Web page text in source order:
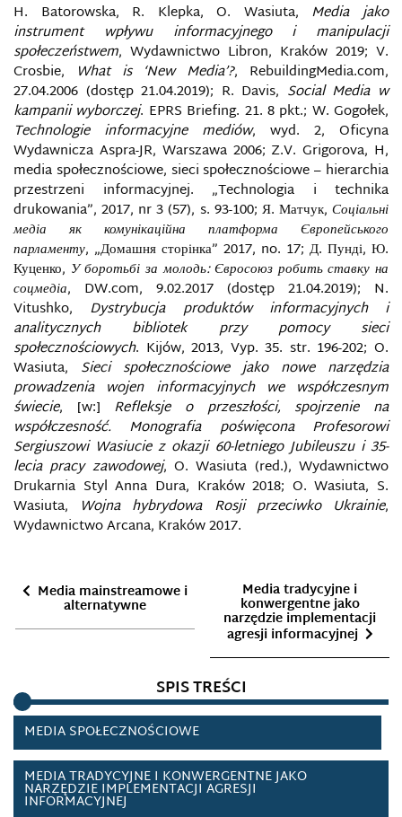
H. Batorowska, R. Klepka, O. Wasiuta, Media jako
instrument wpływu informacyjnego i manipulacji
społeczeństwem, Wydawnictwo Libron, Kraków 2019; V.
Crosbie,
What is ‘New Media’?, RebuildingMedia.com,
27.04.2006 (dostęp 21.04.2019); R. Davis, Social Media w
kampanii wyborczej. EPRS Briefing. 21. 8 pkt.; W. Gogołek,
Technologie informacyjne mediów, wyd. 2, Oficyna
Wydawnicza Aspra-JR, Warszawa 2006; Z.V. Grigorova, H,
media społecznościowe, sieci społecznościowe – hierarchia
przestrzeni informacyjnej. „Technologia i technika
drukowania”, 2017, nr 3 (57), s. 93-100; Я. Матчук, Соціальні
медіа як комунікаційна платформа Європейського
парламенту, „Домашня сторінка” 2017, no. 17; Д. Пунді, Ю.
Куценко, У боротьбі за молодь: Євросоюз робить ставку на
соцмедіа, DW.com, 9.02.2017 (dostęp 21.04.2019); N.
Vitushko, Dystrybucja produktów informacyjnych i
analitycznych bibliotek przy pomocy sieci
społecznościowych. Kijów, 2013, Vyp. 35. str. 196-202; O.
Wasiuta, Sieci społecznościowe jako nowe narzędzia
prowadzenia wojen informacyjnych we współczesnym
świecie, [w:] Refleksje o przeszłości, spojrzenie na
współczesność. Monografia poświęcona Profesorowi
Sergiuszowi Wasiucie z okazji 60-letniego Jubileuszu i 35-
lecia pracy zawodowej, O. Wasiuta (red.), Wydawnictwo
Drukarnia Styl Anna Dura, Kraków 2018; O. Wasiuta, S.
Wasiuta,
Wojna hybrydowa Rosji przeciwko Ukrainie,
Wydawnictwo Arcana, Kraków 2017.
Media mainstreamowe i
alternatywne
Media tradycyjne i
konwergentne jako
narzędzie implementacji
agresji informacyjnej
SPIS TREŚCI
KOMPETENCJE INFORMACYJNE
KOMUNIKACJA SIECIOWA
KOMUNIKACJA STRATEGICZNA
KONCEPCJA SMART POWER
KONCEPCJA WAY OF WARFARE
KONTRWYWIAD
KRAJOWY SYSTEM CYBERBEZPIECZEŃSTWA
KRYMINALISTYKA MEDIÓW CYFROWYCH
KULTURA BEZPIECZEŃSTWA INFORMACYJNEGO
KULTURA INFORMACYJNA
LUKA WIEDZY
MANIPULACJA HISTORIĄ
MANIPULACJA MEDIALNA
MEDIA MAINSTREAMOWE I ALTERNATYWNE
MEDIA SPOŁECZNOŚCIOWE
MEDIA TRADYCYJNE I KONWERGENTNE JAKO
NARZĘDZIE IMPLEMENTACJI AGRESJI
INFORMACYJNEJ